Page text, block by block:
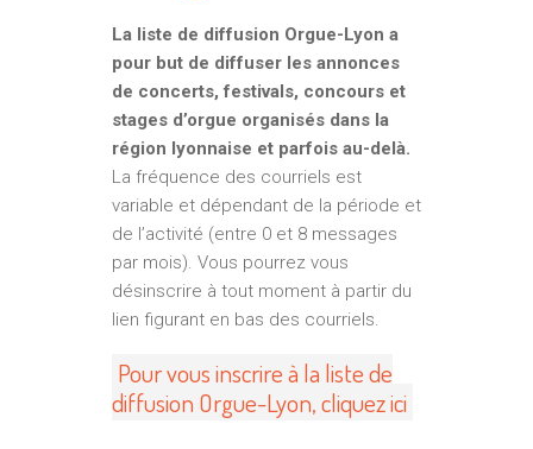
La liste de diffusion Orgue-Lyon a
pour but de diffuser les annonces
de concerts, festivals, concours et
stages d’orgue organisés dans la
région lyonnaise et parfois au-delà.
La fréquence des courriels est
variable et dépendant de la période et
de l’activité (entre 0 et 8 messages
par mois). Vous pourrez vous
désinscrire à tout moment à partir du
lien figurant en bas des courriels.
Pour vous inscrire à la liste de
diffusion Orgue-Lyon, cliquez ici